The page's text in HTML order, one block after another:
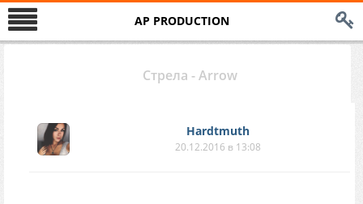
AP PRODUCTION
Стрела - Arrow
Hardtmuth
20.12.2016 в 13:08